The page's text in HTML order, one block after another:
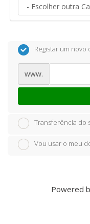
Registar um novo
www.
Transferência do
Vou usar o meu
Powered